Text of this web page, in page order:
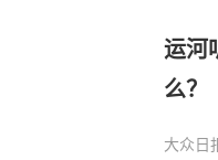
运河
么？
大众日